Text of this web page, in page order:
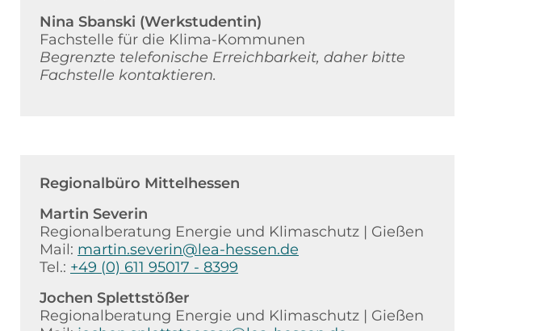
Nina Sbanski (Werkstudentin)
Fachstelle für die Klima-Kommunen
Begrenzte telefonische Erreichbarkeit, daher bitte
Fachstelle kontaktieren.
Regionalbüro Mittelhessen
Martin Severin
Regionalberatung Energie und Klimaschutz | Gießen
Mail: martin.severin@lea-hessen.de
Tel.: +49 (0) 611 95017 - 8399
Jochen Splettstößer
Regionalberatung Energie und Klimaschutz | Gießen